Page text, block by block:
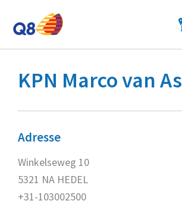
KPN Marco van As
Adresse
Winkelseweg 10
5321 NA HEDEL
+31-103002500